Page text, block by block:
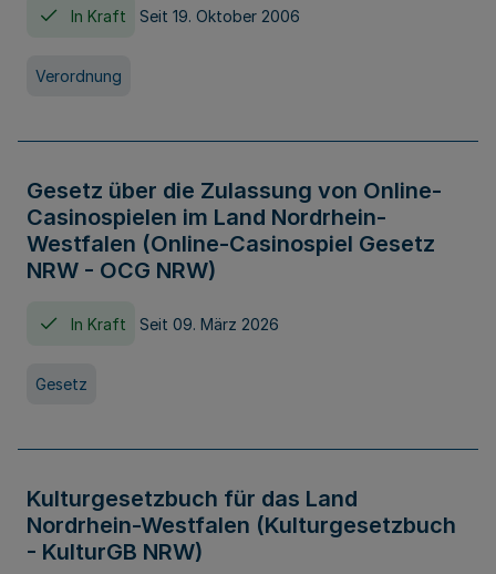
In Kraft Seit 19. Oktober 2006
Verordnung
Gesetz über die Zulassung von Online-
Casinospielen im Land Nordrhein-
Westfalen (Online-Casinospiel Gesetz
NRW - OCG NRW)
In Kraft Seit 09. März 2026
Gesetz
Kulturgesetzbuch für das Land
Nordrhein-Westfalen (Kulturgesetzbuch
- KulturGB NRW)